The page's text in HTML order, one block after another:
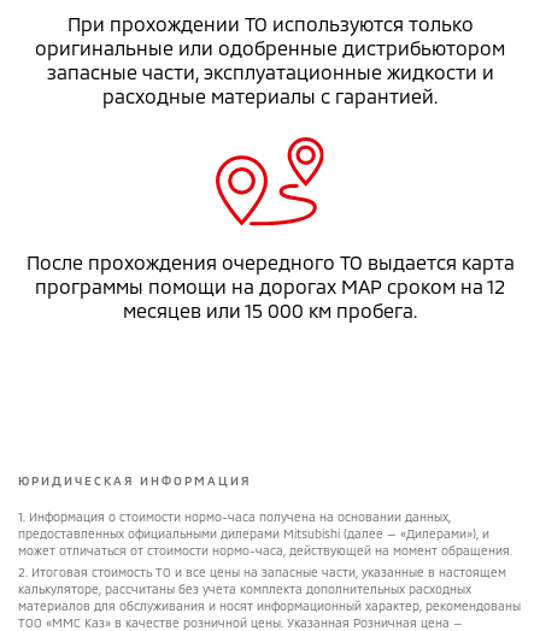
При прохождении ТО используются только
оригинальные или одобренные дистрибьютором
запасные части, эксплуатационные жидкости и
расходные материалы с гарантией.
После прохождения очередного ТО выдается карта
программы помощи на дорогах MAP сроком на 12
месяцев или 15 000 км пробега.
ЮРИДИЧЕСКАЯ ИНФОРМАЦИЯ
1. Информация о стоимости нормо-часа получена на основании данных,
предоставленных официальными дилерами Mitsubishi (далее — «Дилерами»), и
может отличаться от стоимости нормо-часа, действующей на момент обращения.
2. Итоговая стоимость ТО и все цены на запасные части, указанные в настоящем
калькуляторе, рассчитаны без учета комплекта дополнительных расходных
материалов для обслуживания и носят информационный характер, рекомендованы
ТОО «ММС Каз» в качестве розничной цены. Указанная Розничная цена —